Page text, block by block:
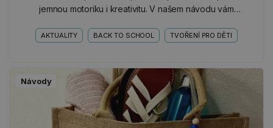
jemnou motoriku i kreativitu. V našem návodu vám
AKTUALITY BACK TO SCHOOL TVOŘENÍ PRO DĚTI
Návody